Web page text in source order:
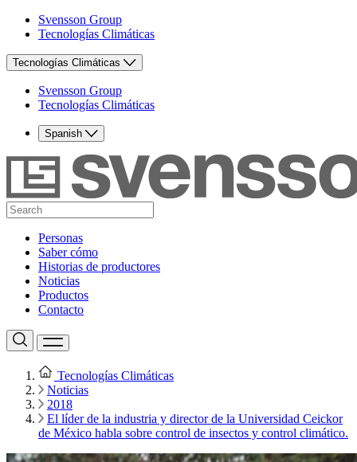
Svensson Group
Tecnologías Climáticas
Tecnologías Climáticas
Svensson Group
Tecnologías Climáticas
Spanish
Personas
Saber cómo
Historias de productores
Noticias
Productos
Contacto
Tecnologías Climáticas
Noticias
2018
El líder de la industria y director de la Universidad Ceickor
de México habla sobre control de insectos y control climático.